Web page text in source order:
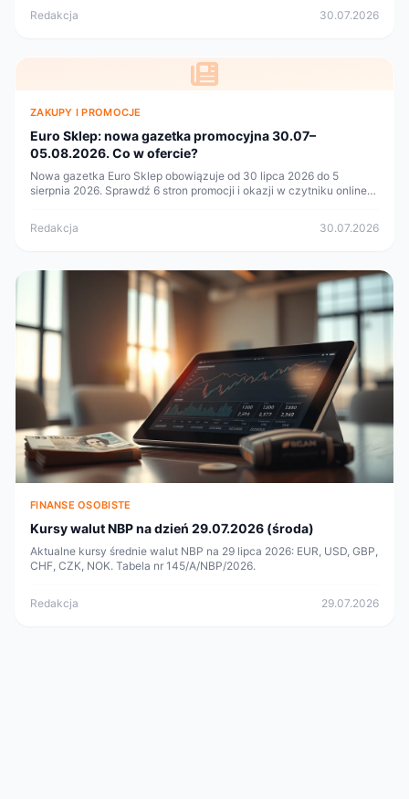
Redakcja 30.07.2026
ZAKUPY I PROMOCJE
Euro Sklep: nowa gazetka promocyjna 30.07–
05.08.2026. Co w ofercie?
Nowa gazetka Euro Sklep obowiązuje od 30 lipca 2026 do 5
sierpnia 2026. Sprawdź 6 stron promocji i okazji w czytniku online
Redakcja
30.07.2026
FINANSE OSOBISTE
Kursy walut NBP na dzień 29.07.2026 (środa)
Aktualne kursy średnie walut NBP na 29 lipca 2026: EUR, USD, GBP,
CHF, CZK, NOK. Tabela nr 145/A/NBP/2026.
Redakcja 29.07.2026